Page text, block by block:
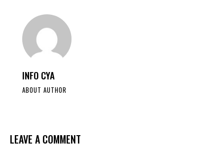
INFO CYA
ABOUT AUTHOR
LEAVE A COMMENT